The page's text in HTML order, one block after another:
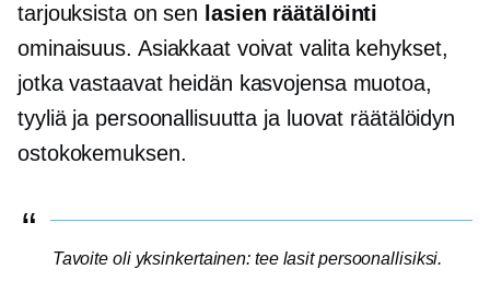
tarjouksista on sen lasien räätälöinti
ominaisuus. Asiakkaat voivat valita kehykset,
jotka vastaavat heidän kasvojensa muotoa,
tyyliä ja persoonallisuutta ja luovat räätälöidyn
ostokokemuksen.
Tavoite oli yksinkertainen: tee lasit persoonallisiksi.